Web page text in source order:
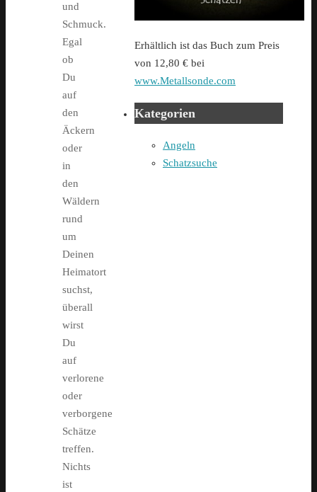
und
Schmuck.
Egal
ob
Du
auf
den
Äckern
oder
in
den
Wäldern
rund
um
Deinen
Heimatort
suchst,
überall
wirst
Du
auf
verlorene
oder
verborgene
Schätze
treffen.
Nichts
ist
Erhältlich ist das Buch zum Preis
von 12,80 € bei
www.Metallsonde.com
Kategorien
Angeln
Schatzsuche